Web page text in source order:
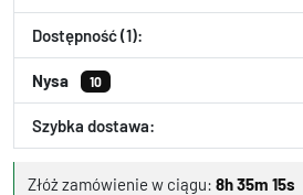
Dostępność (1):
Nysa 10
Szybka dostawa:
Złóż zamówienie w ciągu: 8h 35m 15s